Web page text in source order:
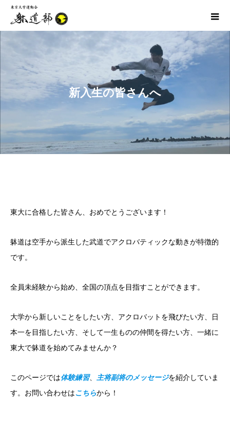
新入生の皆さんへ
東大に合格した皆さん、おめでとうございます！
躰道は空手から派生した武道でアクロバティックな動きが特徴的
です。
全員未経験から始め、全国の頂点を目指すことができます。
大学から新しいことをしたい方、アクロバットを飛びたい方、日
本一を目指したい方、そして一生ものの仲間を得たい方、一緒に
東大で躰道を始めてみませんか？
このページでは体験練習、 主将副将のメッセージを紹介していま
す。お問い合わせはこちらから！